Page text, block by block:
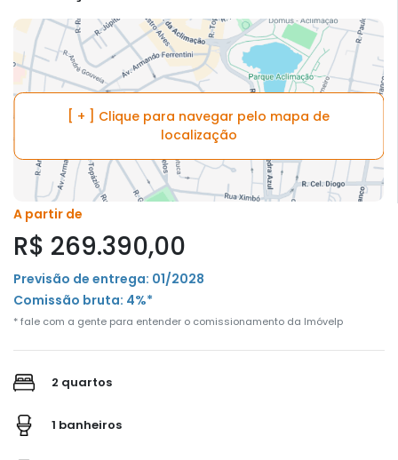
[ + ] Clique para navegar pelo mapa de
localização
A partir de
R$ 269.390,00
Previsão de entrega: 01/2028
Comissão bruta: 4%*
* fale com a gente para entender o comissionamento da Imóvelp
2 quartos
1 banheiros